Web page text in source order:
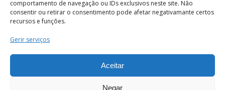
comportamento de navegação ou IDs exclusivos neste site. Não
consentir ou retirar o consentimento pode afetar negativamante certos
recursos e funções.
Gerir serviços
Aceitar
Negar
Termos e Condições
os direitos reservados.